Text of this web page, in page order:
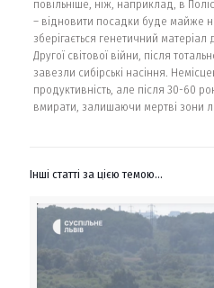
повільніше, ніж, наприклад, в
– відновити посадки буде майже
зберігається генетичний
Другої світової війни, після
завезли сибірські насіння.
продуктивність, але після 30-60
вмирати, залишаючи мертві зони
Інші статті за цією темою...